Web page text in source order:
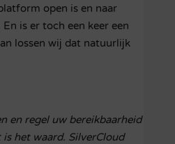
open is en naar
is er toch een keer een
lossen wij dat natuurlijk
en regel uw bereikbaarheid
het waard. SilverCloud